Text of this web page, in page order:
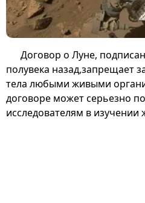
Договор о Луне,
полувека назад,запрещает
тела любыми живыми
договоре может серьезно
исследователям в